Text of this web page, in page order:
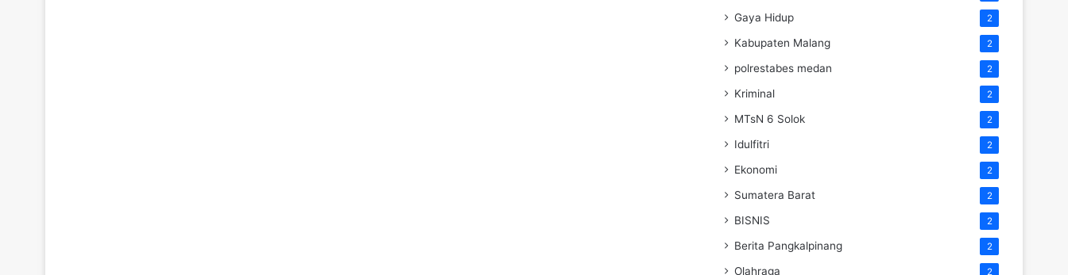
Gaya Hidup 2
Kabupaten Malang 2
polrestabes medan 2
Kriminal 2
MTsN 6 Solok 2
Idulfitri 2
Ekonomi 2
Sumatera Barat 2
BISNIS 2
Berita Pangkalpinang 2
Olahraga 2